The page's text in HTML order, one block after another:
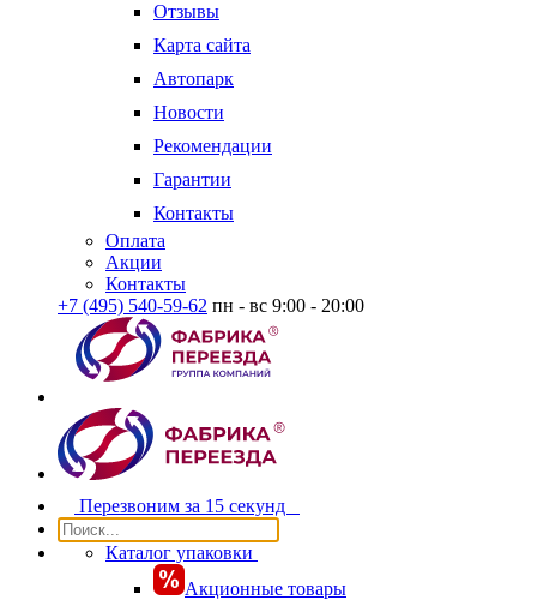
Отзывы
Карта сайта
Автопарк
Новости
Рекомендации
Гарантии
Контакты
Оплата
Акции
Контакты
+7 (495) 540-59-62 пн - вс 9:00 - 20:00
Перезвоним за 15 секунд
Каталог упаковки
Акционные товары